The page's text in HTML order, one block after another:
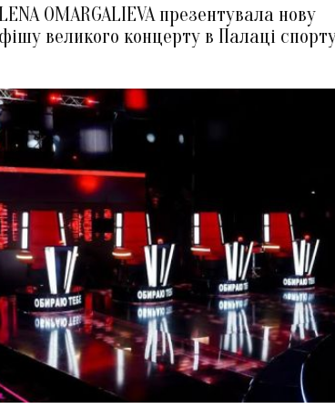
OMARGALIEVA презентувала нову
великого концерту в Палаці